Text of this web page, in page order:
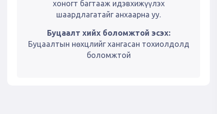
хоногт багтааж идэвхижүүлэх
шаардлагатайг анхаарна уу.
Буцаалт хийх боломжтой эсэх:
Буцаалтын нөхцлийг хангасан тохиолдолд
боломжтой